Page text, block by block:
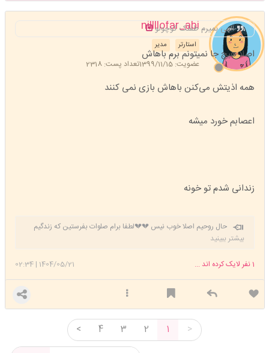
nillllofar_abi
مدیر استارتر
عضویت: 1399/11/15 تعداد پست: 2318
الهی بمیرم طفلک کوچولو
اصلا هیچ جا نمیتونم برم باهاش
همه اذیتش می‌کنن باهاش بازی نمی کنند
اعصابم خورد میشه
زندانی شدم تو خونه
حال روحیم اصلا خوب نیس 💔💔لطفا برام صلوات بفرستین که زندگیم
خوب بشه خسته شدم دیگه 😔بیشتر ببینید
1404/05/21
|
02:34 1نفر لایک کرده اند ...
>
1
2
3
4
<